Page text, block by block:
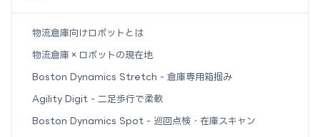
物流倉庫向けロボットとは
物流倉庫×ロボットの現在地
Boston Dynamics Stretch - 倉庫専用箱掴み
Agility Digit - 二足歩行で柔軟
Boston Dynamics Spot - 巡回点検・在庫スキャン